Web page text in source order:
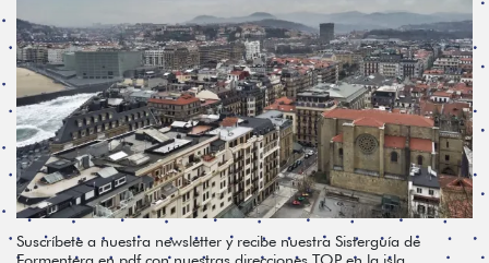
Suscríbete a nuestra newsletter y recibe nuestra Sisterguía de
Formentera en pdf con nuestras direcciones TOP en la isla